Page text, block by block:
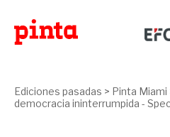
Ediciones pasadas > Pinta Miami
democracia ininterrumpida -